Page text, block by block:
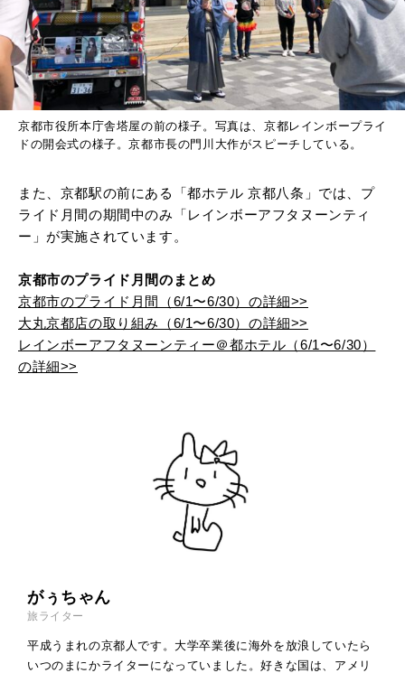
京都市役所本庁舎塔屋の前の様子。写真は、京都レインボープライ
ドの開会式の様子。京都市長の門川大作がスピーチしている。
また、京都駅の前にある「都ホテル 京都八条」では、プ
ライド月間の期間中のみ「レインボーアフタヌーンティ
ー」が実施されています。
京都市のプライド月間のまとめ
京都市のプライド月間（6/1〜6/30）の詳細>>
大丸京都店の取り組み（6/1〜6/30）の詳細>>
レインボーアフタヌーンティー＠都ホテル（6/1〜6/30）
の詳細>>
がぅちゃん
旅ライター
平成うまれの京都人です。大学卒業後に海外を放浪していたら
いつのまにかライターになっていました。好きな国は、アメリ